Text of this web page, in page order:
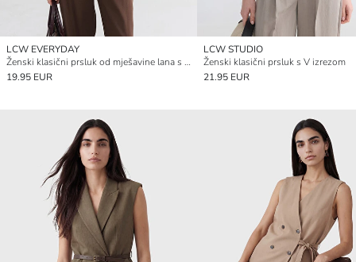
LCW EVERYDAY
Ženski klasični prsluk od mješavine lana s V-izrezom
19.95 EUR
LCW STUDIO
Ženski klasični prsluk s V izrezom
21.95 EUR